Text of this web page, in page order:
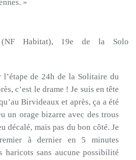
»
(NF Habitat), 19e de la Solo
de 24h de la Solitaire du
c’est le drame ! Je suis en tête
Birvideaux et après, ça a été
un orage bizarre avec des trous
décalé, mais pas du bon côté. Je
à dernier en 5 minutes
haricots sans aucune possibilité